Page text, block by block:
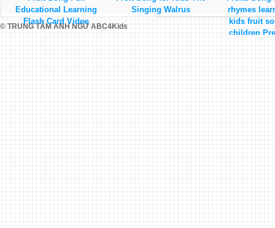
Educational Learning
Flash Card Video
Singing Walrus
rhymes
kids fruit
children
© TRUNG TÂM ANH NGỮ ABC4Kids